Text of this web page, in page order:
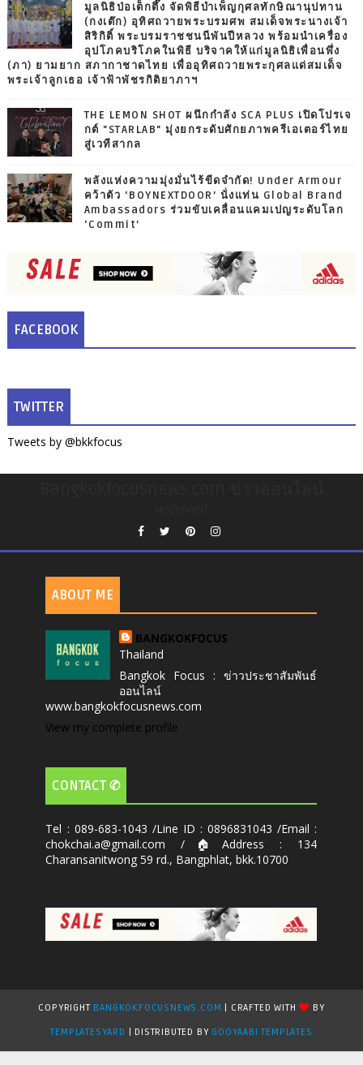
มูลนิธิป่อเต็กตึ๊ง จัดพิธีบำเพ็ญกุศลทักษิณานุปทาน
(กงเต๊ก) อุทิศถวายพระบรมศพ สมเด็จพระนางเจ้า
สิริกิติ์ พระบรมราชชนนีพันปีหลวง พร้อมนำเครื่อง
อุปโภคบริโภคในพิธี บริจาคให้แก่มูลนิธิเพื่อนพึ่ง
(ภา) ยามยาก สภากาชาดไทย เพื่ออุทิศถวายพระกุศลแด่สมเด็จ
พระเจ้าลูกเธอ เจ้าฟ้าพัชรกิติยาภาฯ
THE LEMON SHOT ผนึกกำลัง SCA PLUS เปิดโปรเจ
กต์ "STARLAB" มุ่งยกระดับศักยภาพครีเอเตอร์ไทย
สู่เวทีสากล
พลังแห่งความมุ่งมั่นไร้ขีดจำกัด! Under Armour
คว้าตัว ‘BOYNEXTDOOR’ นั่งแท่น Global Brand
Ambassadors ร่วมขับเคลื่อนแคมเปญระดับโลก
‘Commit’
FACEBOOK
TWITTER
Tweets by @bkkfocus
ABOUT ME
BANGKOKFOCUS
Thailand
Bangkok Focus : ข่าวประชาสัมพันธ์
ออนไลน์
www.bangkokfocusnews.com
View my complete profile
CONTACT ✆
Tel : 089-683-1043 /Line ID : 0896831043 /Email :
chokchai.a@gmail.com /🏠Address : 134
Charansanitwong 59 rd., Bangphlat, bkk.10700
COPYRIGHT BANGKOKFOCUSNEWS.COM | CRAFTED WITH
BY
TEMPLATESYARD
| DISTRIBUTED BY GOOYAABI TEMPLATES